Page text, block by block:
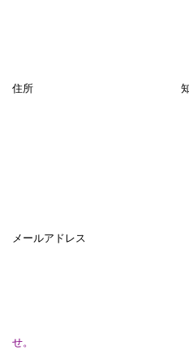
住所 知立市牛
名鉄 牛田駅
メールアドレス
せ。